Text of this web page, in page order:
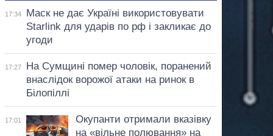
17:34
Маск не дає Україні використовувати
Starlink для ударів по рф і закликає до
угоди
17:27
На Сумщині помер чоловік, поранений
внаслідок ворожої атаки на ринок в
Білопіллі
17:01
Окупанти отримали вказівку
на «вільне полювання» на